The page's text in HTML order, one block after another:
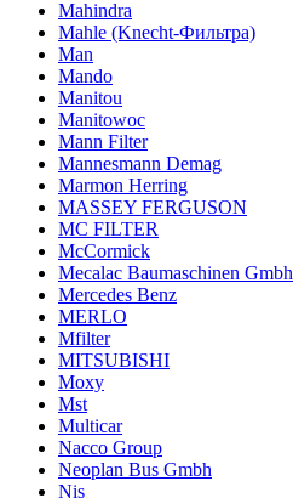
Mahindra
Mahle (Knecht-Фильтра)
Man
Mando
Manitou
Manitowoc
Mann Filter
Mannesmann Demag
Marmon Herring
MASSEY FERGUSON
MC FILTER
McCormick
Mecalac Baumaschinen Gmbh
Mercedes Benz
MERLO
Mfilter
MITSUBISHI
Moxy
Mst
Multicar
Nacco Group
Neoplan Bus Gmbh
Nis